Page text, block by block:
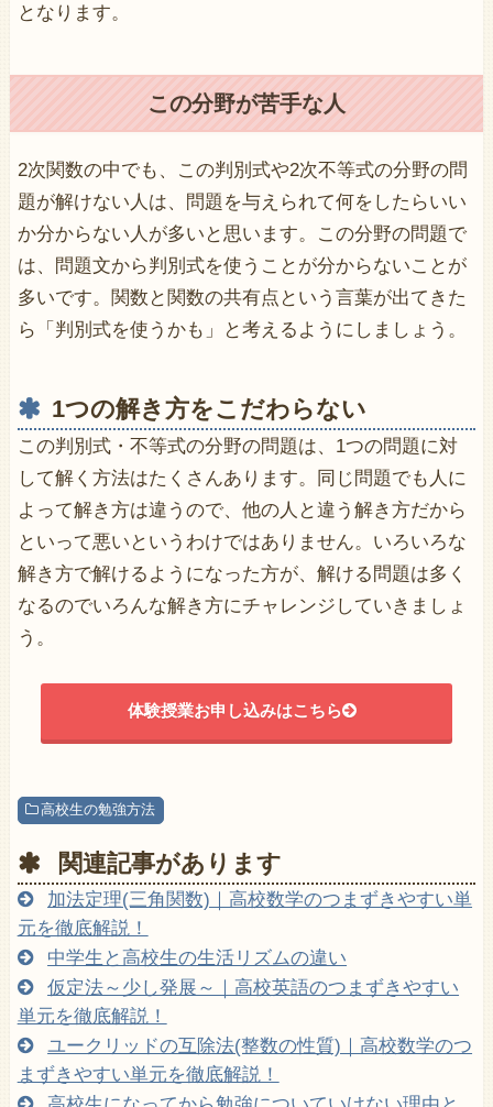
となります。
この分野が苦手な人
2次関数の中でも、この判別式や2次不等式の分野の問
題が解けない人は、問題を与えられて何をしたらいい
か分からない人が多いと思います。この分野の問題で
は、問題文から判別式を使うことが分からないことが
多いです。関数と関数の共有点という言葉が出てきた
ら「判別式を使うかも」と考えるようにしましょう。
1つの解き方をこだわらない
この判別式・不等式の分野の問題は、1つの問題に対
して解く方法はたくさんあります。同じ問題でも人に
よって解き方は違うので、他の人と違う解き方だから
といって悪いというわけではありません。いろいろな
解き方で解けるようになった方が、解ける問題は多く
なるのでいろんな解き方にチャレンジしていきましょ
う。
体験授業お申し込みはこちら
高校生の勉強方法
関連記事があります
加法定理(三角関数)｜高校数学のつまずきやすい単
元を徹底解説！
中学生と高校生の生活リズムの違い
仮定法～少し発展～｜高校英語のつまずきやすい
単元を徹底解説！
ユークリッドの互除法(整数の性質)｜高校数学のつ
まずきやすい単元を徹底解説！